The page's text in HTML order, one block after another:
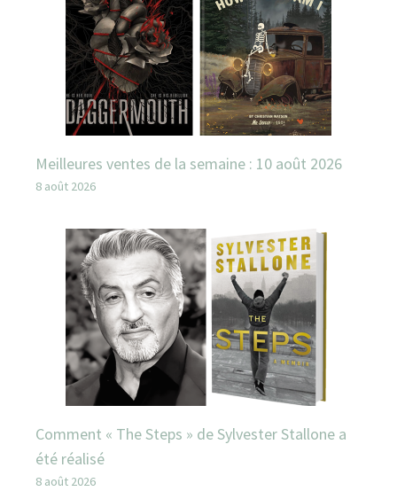
Meilleures ventes de la semaine : 10 août 2026
8 août 2026
Comment « The Steps » de Sylvester Stallone a
été réalisé
8 août 2026